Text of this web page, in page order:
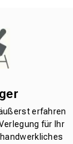
erfahren
für Ihr